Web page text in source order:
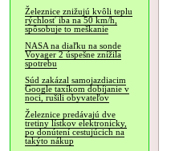
Železnice znižujú kvôli teplu
rýchlosť iba na 50 km/h,
spôsobuje to meškanie
NASA na diaľku na sonde
Voyager 2 úspešne znížila
spotrebu
Súd zakázal samojazdiacim
Google taxíkom dobíjanie v
noci, rušili obyvateľov
Železnice predávajú dve
tretiny lístkov elektronicky,
po donútení cestujúcich na
takýto nákup